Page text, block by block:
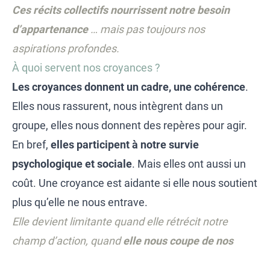
Ces récits collectifs nourrissent notre besoin
d’appartenance… mais pas toujours nos
aspirations profondes.
À quoi servent nos croyances ?
Les croyances donnent un cadre, une cohérence.
Elles nous rassurent, nous intègrent dans un
groupe, elles nous donnent des repères pour agir.
En bref, elles participent à notre survie
psychologique et sociale. Mais elles ont aussi un
coût. Une croyance est aidante si elle nous soutient
plus qu’elle ne nous entrave.
Elle devient limitante quand elle rétrécit notre
champ d’action, quandelle nous coupe de nos